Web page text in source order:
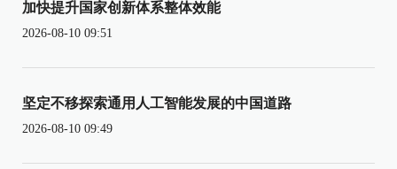
加快提升国家创新体系整体效能
2026-08-10 09:51
坚定不移探索通用人工智能发展的中国道路
2026-08-10 09:49